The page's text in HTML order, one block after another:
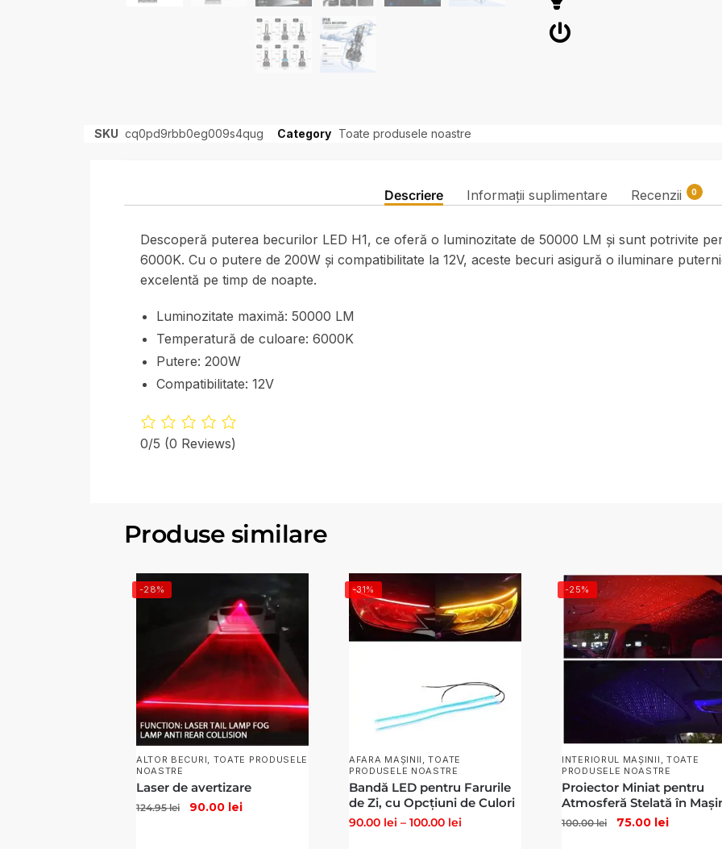
SKU cq0pd9rbb0eg009s4qug Category Toate produsele noastre
Descriere Informații suplimentare Recenzii 0
Descoperă puterea becurilor LED H1, ce oferă o luminozitate de 50000 LM și sunt potrivite
6000K. Cu o putere de 200W și compatibilitate la 12V, aceste becuri asigură o iluminare
excelentă pe timp de noapte.
Luminozitate maximă: 50000 LM
Temperatură de culoare: 6000K
Putere: 200W
Compatibilitate: 12V
0/5 (0 Reviews)
Produse similare
-28%
ALTOR BECURI, TOATE PRODUSELE
NOASTRE
Laser de avertizare
124.95lei 90.00 lei
-31%
AFARA MAȘINII ,TOATE
PRODUSELE NOASTRE
Bandă LED pentru Farurile
de Zi, cu Opcțiuni de Culori
90.00 lei – 100.00 lei
-25%
INTERIORUL MAȘINII ,TOATE
PRODUSELE NOASTRE
Proiector Miniat pentru
Atmosferă Stelată în
100.00lei 75.00 lei